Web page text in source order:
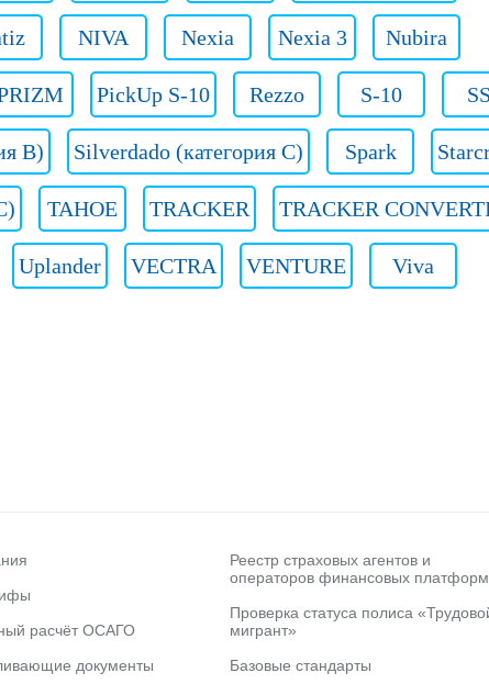
NIVA Nexia Nexia 3 Nubira
PickUp S-10 Rezzo S-10
B) Silverdado (категория C) Spark
TAHOE TRACKER TRACKER
Uplander VECTRA VENTURE Viva
расчёт ОСАГО
документы
Реестр страховых агентов и
операторов финансовых платформ
Проверка статуса полиса
мигрант»
Базовые стандарты